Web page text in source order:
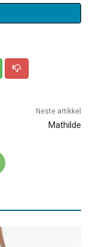
Neste artikkel
Mathilde